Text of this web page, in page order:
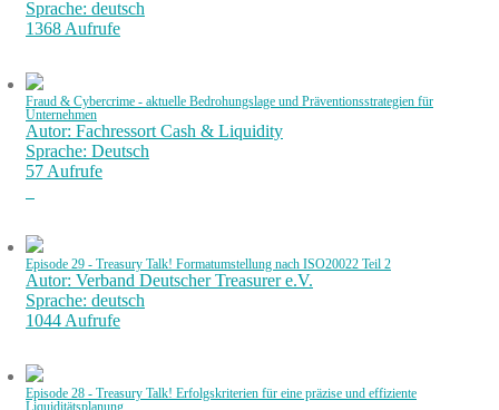
Sprache: deutsch
1368 Aufrufe
Fraud & Cybercrime - aktuelle Bedrohungslage und Präventionsstrategien für
Unternehmen
Autor: Fachressort Cash & Liquidity
Sprache: Deutsch
57 Aufrufe
Episode 29 - Treasury Talk! Formatumstellung nach ISO20022 Teil 2
Autor: Verband Deutscher Treasurer e.V.
Sprache: deutsch
1044 Aufrufe
Episode 28 - Treasury Talk! Erfolgskriterien für eine präzise und effiziente
Liquiditätsplanung